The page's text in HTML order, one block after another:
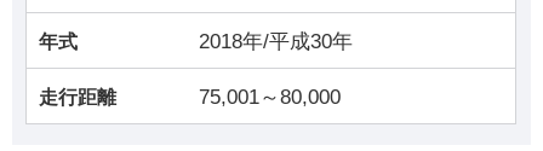
年式 2018年/平成30年
走行距離 75,001～80,000